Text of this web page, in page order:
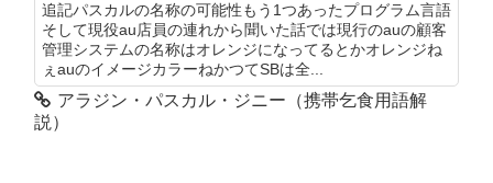
追記パスカルの名称の可能性もう1つあったプログラム言語
そして現役au店員の連れから聞いた話では現行のauの顧客
管理システムの名称はオレンジになってるとかオレンジね
ぇauのイメージカラーねかつてSBは全...
アラジン・パスカル・ジニー（携帯乞食用語解
説）